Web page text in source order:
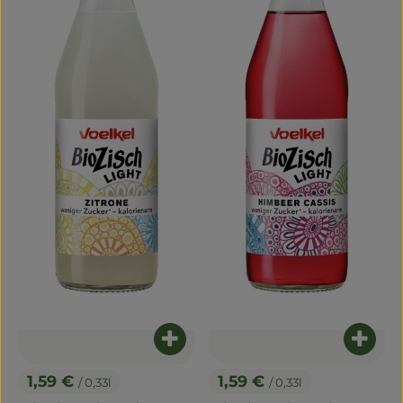
, Preis:
1,59 € / 0,33l
Produkt zum Warenkorb
, Preis:
1,59 € / 0,33l